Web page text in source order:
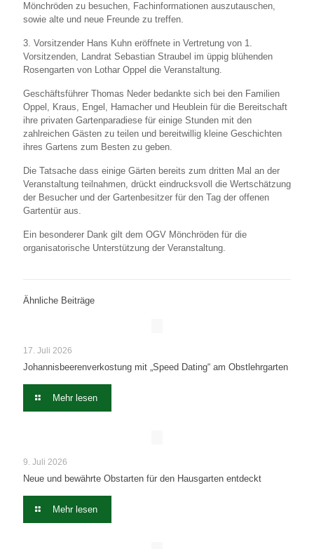
Mönchröden zu besuchen, Fachinformationen auszutauschen,
sowie alte und neue Freunde zu treffen.
3. Vorsitzender Hans Kuhn eröffnete in Vertretung von 1.
Vorsitzenden, Landrat Sebastian Straubel im üppig blühenden
Rosengarten von Lothar Oppel die Veranstaltung.
Geschäftsführer Thomas Neder bedankte sich bei den Familien
Oppel, Kraus, Engel, Hamacher und Heublein für die Bereitschaft
ihre privaten Gartenparadiese für einige Stunden mit den
zahlreichen Gästen zu teilen und bereitwillig kleine Geschichten
ihres Gartens zum Besten zu geben.
Die Tatsache dass einige Gärten bereits zum dritten Mal an der
Veranstaltung teilnahmen, drückt eindrucksvoll die Wertschätzung
der Besucher und der Gartenbesitzer für den Tag der offenen
Gartentür aus.
Ein besonderer Dank gilt dem OGV Mönchröden für die
organisatorische Unterstützung der Veranstaltung.
Ähnliche Beiträge
17. Juli 2026
Johannisbeerenverkostung mit „Speed Dating“ am Obstlehrgarten
Mehr lesen
9. Juli 2026
Neue und bewährte Obstarten für den Hausgarten entdeckt
Mehr lesen